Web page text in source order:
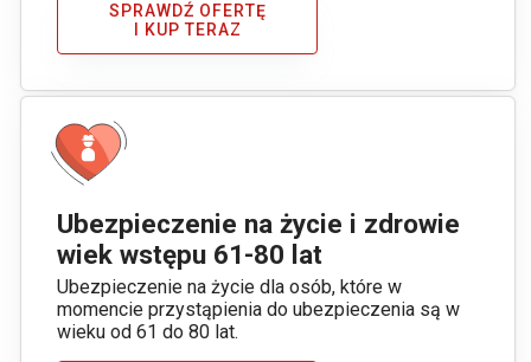
SPRAWDŹ OFERTĘ
I KUP TERAZ
Ubezpieczenie na życie i zdrowie
wiek wstępu 61-80 lat
Ubezpieczenie na życie dla osób, które w
momencie przystąpienia do ubezpieczenia są w
wieku od 61 do 80 lat.